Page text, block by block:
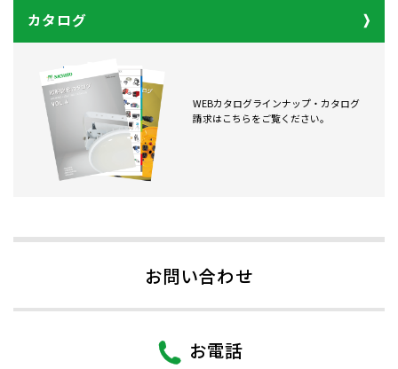
カタログ
WEBカタログラインナップ・カタログ
請求はこちらをご覧ください。
お問い合わせ
お電話